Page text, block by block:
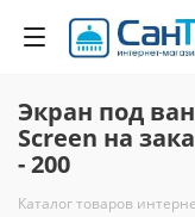
Экран под
Screen на
- 200
Каталог товаров